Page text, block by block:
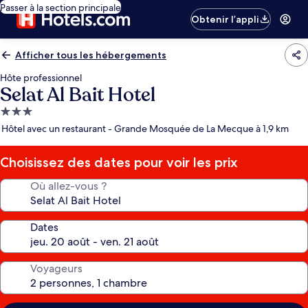
Passer à la section principale
Obtenir l’appli
Afficher tous les hébergements
Hôte professionnel
Selat Al Bait Hotel
Hébergement
3.0 étoiles
Hôtel avec un restaurant - Grande Mosquée de La Mecque à 1,9 km
Choisissez des dates pour voir les prix
Où allez-vous ?
Dates
Voyageurs